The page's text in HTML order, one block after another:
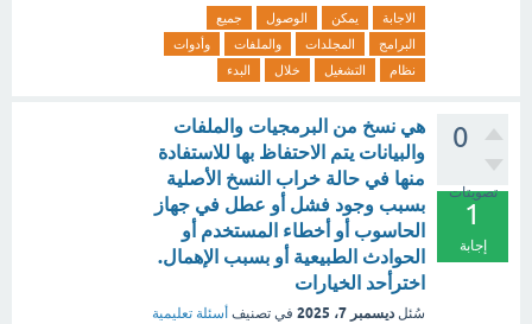
الاجابة يمكن الوصول
جميع
البرامج
المجلدات والملفات
وأدوات
نظام
التشغيل خلال البدء
0
تصويتات
1
إجابة
هي نسخ من البرمجيات والملفات
والبيانات يتم الاحتفاظ بها للاستفادة
منها في حالة خراب النسخ الأصلية
بسبب وجود فشل أو عطل في جهاز
الحاسوب أو أخطاء المستخدم أو
الحوادث الطبيعية أو بسبب الإهمال.
اخترأحد الخيارات
سُئل ديسمبر 7، 2025 في تصنيف أسئلة تعليمية